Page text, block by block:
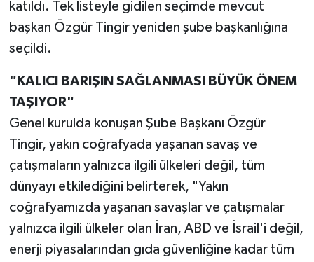
katıldı. Tek listeyle gidilen seçimde mevcut
başkan Özgür Tingir yeniden şube başkanlığına
seçildi.
"KALICI BARIŞIN SAĞLANMASI BÜYÜK ÖNEM
TAŞIYOR"
Genel kurulda konuşan Şube Başkanı Özgür
Tingir, yakın coğrafyada yaşanan savaş ve
çatışmaların yalnızca ilgili ülkeleri değil, tüm
dünyayı etkilediğini belirterek, "Yakın
coğrafyamızda yaşanan savaşlar ve çatışmalar
yalnızca ilgili ülkeler olan İran, ABD ve İsrail'i değil,
enerji piyasalarından gıda güvenliğine kadar tüm